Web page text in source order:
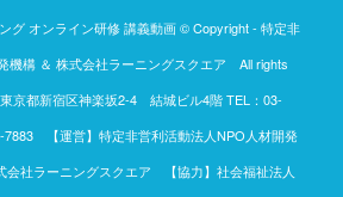
グ オンライン研修 講義動画 © Copyright - 特定非
機構＆ 株式会社ラーニングスクエア All rights
都新宿区神楽坂2-4 結城ビル4階TEL：03-
7883 【運営】特定非営利活動法人NPO人材開発
社ラーニングスクエア 【協力】社会福祉法人